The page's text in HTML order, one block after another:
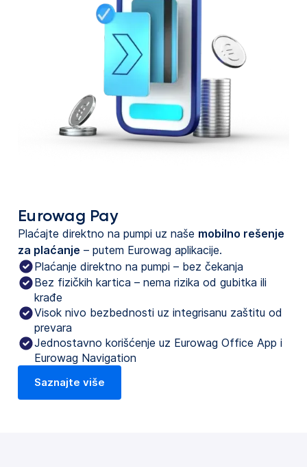
Eurowag Pay
Plaćajte direktno na pumpi uz naše mobilno rešenje
za plaćanje – putem Eurowag aplikacije.
Plaćanje direktno na pumpi – bez čekanja
Bez fizičkih kartica – nema rizika od gubitka ili
krađe
Visok nivo bezbednosti uz integrisanu zaštitu od
prevara
Jednostavno korišćenje uz Eurowag Office App i
Eurowag Navigation
Saznajte više